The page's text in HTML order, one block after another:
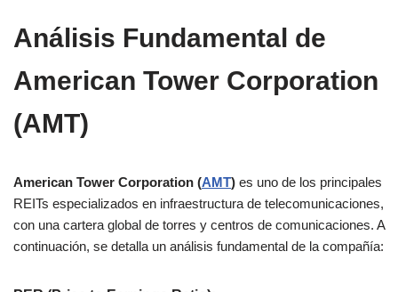
Análisis Fundamental de
American Tower Corporation
(AMT)
American Tower Corporation (AMT) es uno de los principales
REITs especializados en infraestructura de telecomunicaciones,
con una cartera global de torres y centros de comunicaciones. A
continuación, se detalla un análisis fundamental de la compañía: